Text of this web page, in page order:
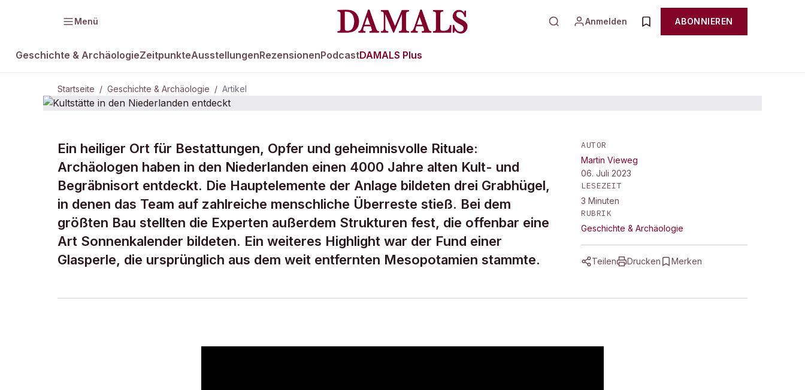
Menü Anmelden ABONNIEREN
Geschichte & ArchäologieZeitpunkteAusstellungenRezensionenPodcastDAMALS Plus
Startseite / Geschichte & Archäologie / Artikel
GESCHICHTE & ARCHÄOLOGIE
Kultstätte in den Niederlanden
entdeckt
Ein heiliger Ort für Bestattungen, Opfer und geheimnisvolle Rituale:
Archäologen haben in den Niederlanden einen 4000 Jahre alten Kult- und
Begräbnisort entdeckt. Die Hauptelemente der Anlage bildeten drei Grabhügel,
in denen das Team auf zahlreiche menschliche Überreste stieß. Bei dem
größten Bau stellten die Experten außerdem Strukturen fest, die offenbar eine
Art Sonnenkalender bildeten. Ein weiteres Highlight war der Fund einer
Glasperle, die ursprünglich aus dem weit entfernten Mesopotamien stammte.
AUTOR
Martin Vieweg
06. Juli 2023
LESEZEIT
3 Minuten
RUBRIK
Geschichte & Archäologie
Teilen Drucken Merken